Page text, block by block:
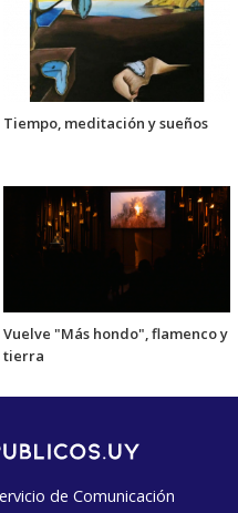
Tiempo, meditación y sueños
Vuelve "Más hondo", flamenco y
tierra
de Comunicación